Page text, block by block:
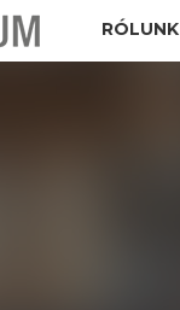
RÓLUNK